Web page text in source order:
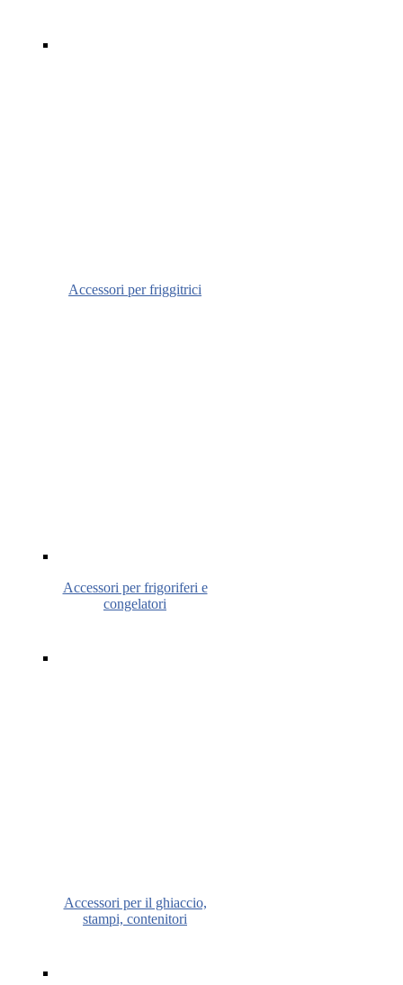
Accessori per friggitrici
Accessori per frigoriferi e
congelatori
Accessori per il ghiaccio,
stampi, contenitori